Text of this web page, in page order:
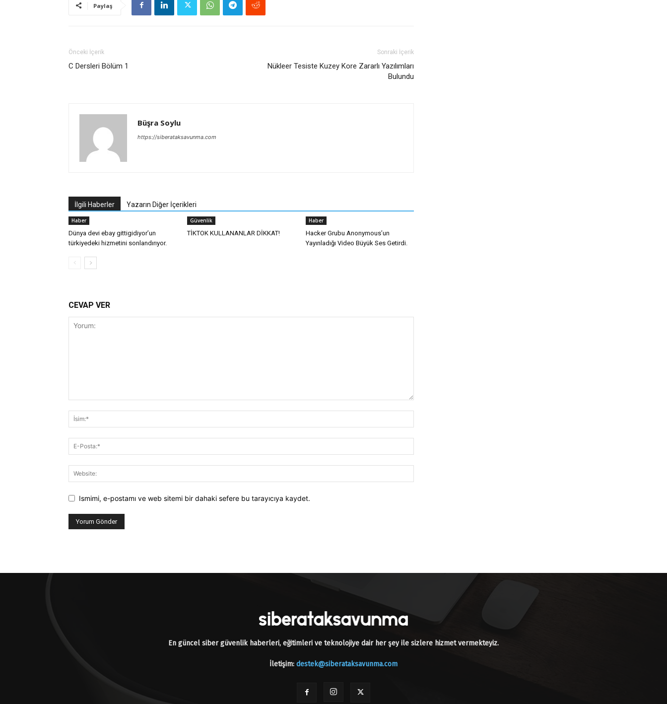
Paylaş
Önceki İçerik
C Dersleri Bölüm 1
Sonraki İçerik
Nükleer Tesiste Kuzey Kore Zararlı Yazılımları
Bulundu
Büşra Soylu
https://siberataksavunma.com
İlgili Haberler Yazarın Diğer İçerikleri
Haber
Dünya devi ebay gittigidiyor’un
türkiyedeki hizmetini sonlandırıyor.
Güvenlik
TİKTOK KULLANANLAR DİKKAT!
Haber
Hacker Grubu Anonymous’un
Yayınladığı Video Büyük Ses Getirdi.
CEVAP VER
Ismimi, e-postamı ve web sitemi bir dahaki sefere bu tarayıcıya kaydet.
En güncel siber güvenlik haberleri, eğitimleri ve teknolojiye dair her şey ile sizlere hizmet vermekteyiz.
İletişim: destek@siberataksavunma.com